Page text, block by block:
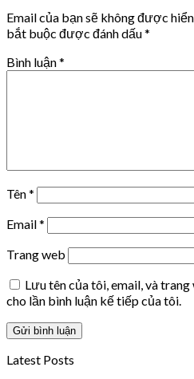
Email của bạn sẽ không được
bắt buộc được đánh dấu*
Bình luận*
Tên*
Email*
Trang web
Lưu tên của tôi, email, và
cho lần bình luận kế tiếp của tôi.
Latest Posts